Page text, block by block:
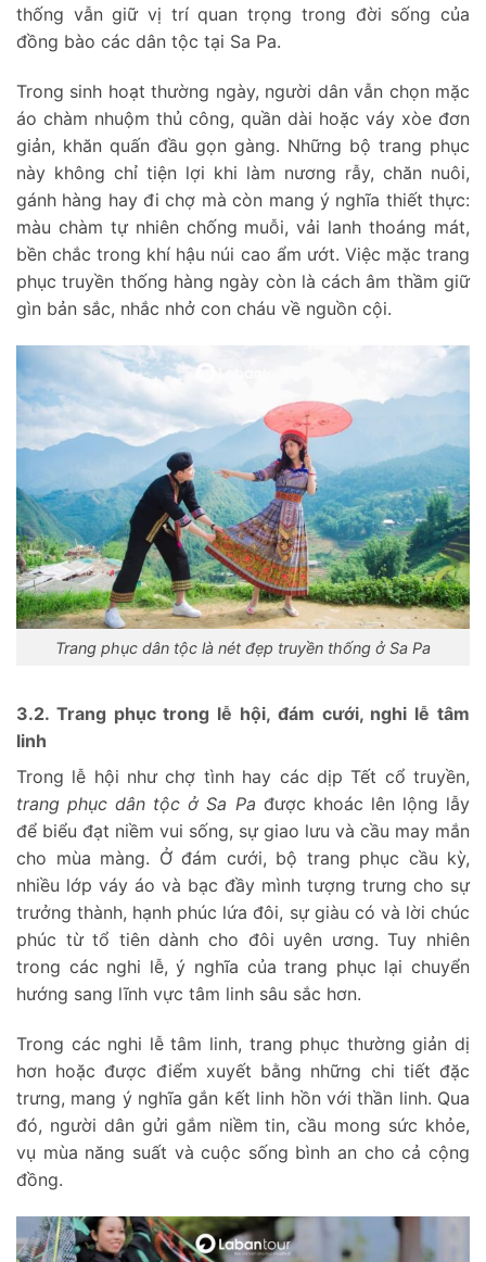
thống vẫn giữ vị trí quan trọng trong đời sống của
đồng bào các dân tộc tại Sa Pa.
Trong sinh hoạt thường ngày, người dân vẫn chọn mặc
áo chàm nhuộm thủ công, quần dài hoặc váy xòe đơn
giản, khăn quấn đầu gọn gàng. Những bộ trang phục
này không chỉ tiện lợi khi làm nương rẫy, chăn nuôi,
gánh hàng hay đi chợ mà còn mang ý nghĩa thiết thực:
màu chàm tự nhiên chống muỗi, vải lanh thoáng mát,
bền chắc trong khí hậu núi cao ẩm ướt. Việc mặc trang
phục truyền thống hàng ngày còn là cách âm thầm giữ
gìn bản sắc, nhắc nhở con cháu về nguồn cội.
Trang phục dân tộc là nét đẹp truyền thống ở Sa Pa
3.2. Trang phục trong lễ hội, đám cưới, nghi lễ tâm
linh
Trong lễ hội như chợ tình hay các dịp Tết cổ truyền,
trang phục dân tộc ở Sa Pa được khoác lên lộng lẫy
để biểu đạt niềm vui sống, sự giao lưu và cầu may mắn
cho mùa màng. Ở đám cưới, bộ trang phục cầu kỳ,
nhiều lớp váy áo và bạc đầy mình tượng trưng cho sự
trưởng thành, hạnh phúc lứa đôi, sự giàu có và lời chúc
phúc từ tổ tiên dành cho đôi uyên ương. Tuy nhiên
trong các nghi lễ, ý nghĩa của trang phục lại chuyển
hướng sang lĩnh vực tâm linh sâu sắc hơn.
Trong các nghi lễ tâm linh, trang phục thường giản dị
hơn hoặc được điểm xuyết bằng những chi tiết đặc
trưng, mang ý nghĩa gắn kết linh hồn với thần linh. Qua
đó, người dân gửi gắm niềm tin, cầu mong sức khỏe,
vụ mùa năng suất và cuộc sống bình an cho cả cộng
đồng.